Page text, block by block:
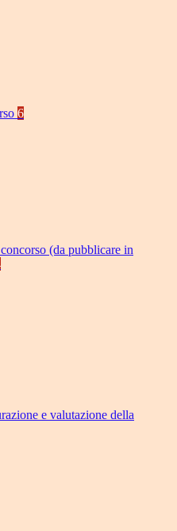
6
(da pubblicare in
e valutazione della